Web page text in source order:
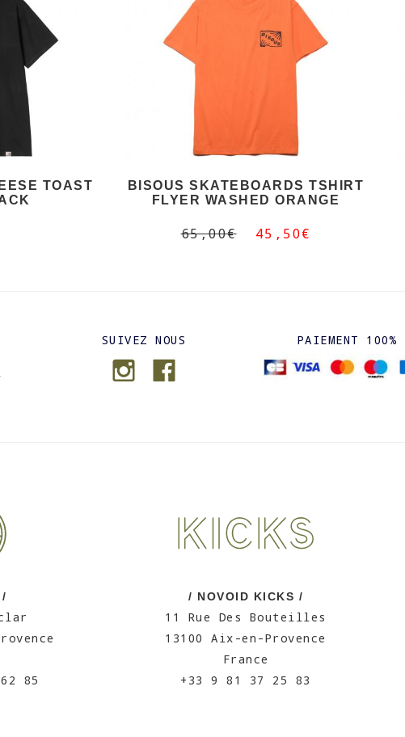
TOAST
BISOUS SKATEBOARDS TSHIRT
FLYER WASHED ORANGE
65,00€ 45,50€
SUIVEZ NOUS PAIEMENT 100%
85
/ NOVOID KICKS /
11 Rue Des Bouteilles
13100 Aix-en-Provence
France
+33 9 81 37 25 83